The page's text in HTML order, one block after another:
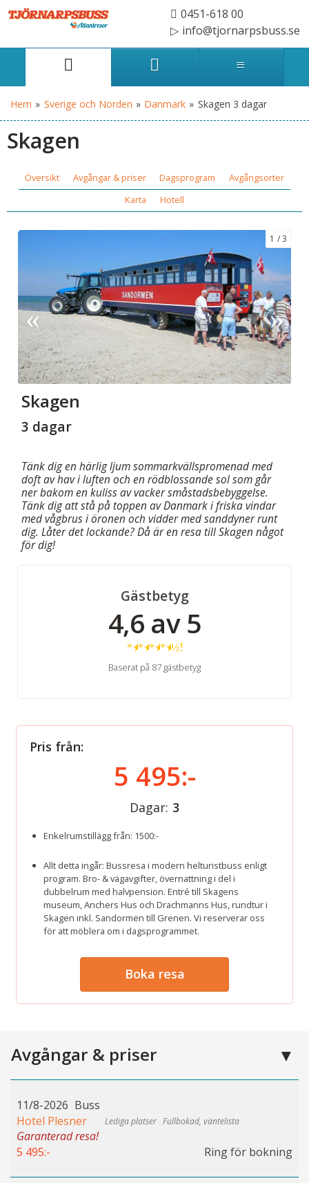
0451-618 00
info@tjornarpsbuss.se
Hem » Sverige och Norden » Danmark » Skagen 3 dagar
Skagen
Översikt Avgångar & priser Dagsprogram
Avgångsorter
Karta
Hotell
1 3
Skagen
3 dagar
Tänk dig en härlig ljum sommarkvällspromenad med
doft av hav i luften och en rödblossande sol som går
ner bakom en kuliss av vacker småstadsbebyggelse.
Tänk dig att stå på toppen av Danmark i friska vindar
med vågbrus i öronen och vidder med sanddyner runt
dig. Låter det lockande? Då är en resa till Skagen något
för dig!
Gästbetyg
4,6 av 5
★★★★ ½
Baserat på 87 gästbetyg
Pris från:
5 495:-
Dagar: 3
Enkelrumstillägg från: 1500:-
Allt detta ingår: Bussresa i modern helturistbuss enligt
program. Bro- & vägavgifter, övernattning i del i
dubbelrum med halvpension. Entré till Skagens
museum, Anchers Hus och Drachmanns Hus, rundtur i
Skagen inkl. Sandormen till Grenen. Vi reserverar oss
för att möblera om i dagsprogrammet.
Boka resa
Avgångar & priser
11/8-2026 Buss
Hotel Plesner
Garanterad resa!
Fullbokad, väntelista
5 495:- Ring för bokning